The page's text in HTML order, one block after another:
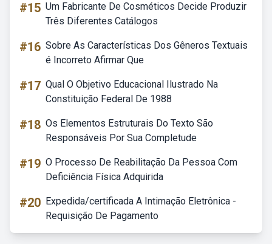
#15 Um Fabricante De Cosméticos Decide Produzir
Três Diferentes Catálogos
#16 Sobre As Características Dos Gêneros Textuais
é Incorreto Afirmar Que
#17 Qual O Objetivo Educacional Ilustrado Na
Constituição Federal De 1988
#18 Os Elementos Estruturais Do Texto São
Responsáveis Por Sua Completude
#19 O Processo De Reabilitação Da Pessoa Com
Deficiência Física Adquirida
#20 Expedida/certificada A Intimação Eletrônica -
Requisição De Pagamento